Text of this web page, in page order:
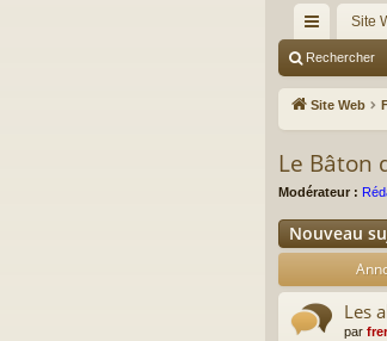
cc
ès
ra
pi
de
Site
Rechercher
Site Web
Le Bâton
Modérateur :
Nouveau
Les
par